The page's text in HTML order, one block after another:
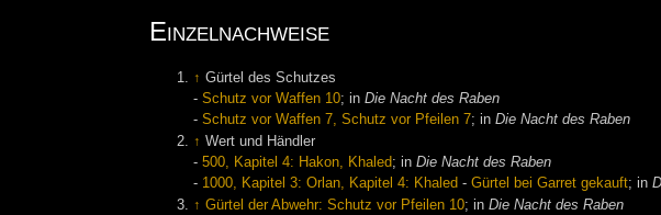
Einzelnachweise
↑ Gürtel des Schutzes
-Schutz vor Waffen 10; inDie Nacht des Raben
-Schutz vor Waffen 7, Schutz vor Pfeilen 7; inDie Nacht des Raben
↑ Wert und Händler
-500, Kapitel 4: Hakon, Khaled; inDie Nacht des Raben
- 1000, Kapitel 3: Orlan, Kapitel 4: Khaled -Gürtel bei Garret gekauft; in
↑ Gürtel der Abwehr: Schutz vor Pfeilen 10; inDie Nacht des Raben